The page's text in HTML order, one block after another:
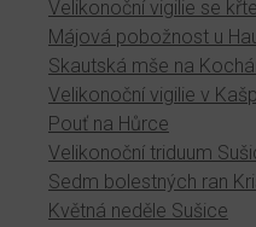
Velikonoční vigilie se
Májová pobožnost u
Skautská mše na
Velikonoční vigilie v
Pouť na Hůrce
Velikonoční triduum
Sedm bolestných ran
Květná neděle Sušice